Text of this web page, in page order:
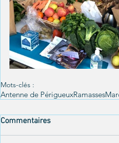
Mots-clés :
Antenne de PérigueuxRamasses
Commentaires